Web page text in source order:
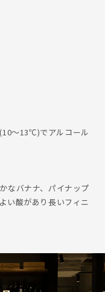
～13℃)でアルコール
なバナナ、パイナップ
い酸があり長いフィニ